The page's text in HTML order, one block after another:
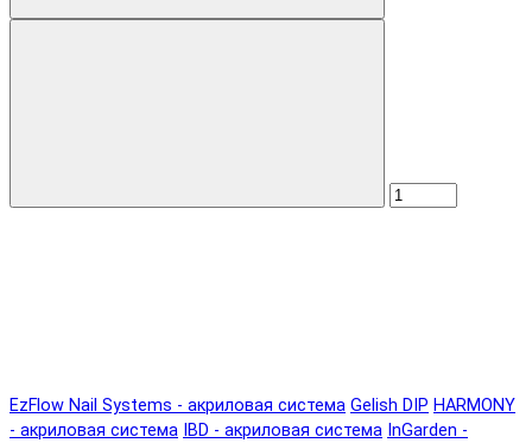
EzFlow Nail Systems - акриловая система Gelish DIP HARMONY
- акриловая система IBD - акриловая система InGarden -